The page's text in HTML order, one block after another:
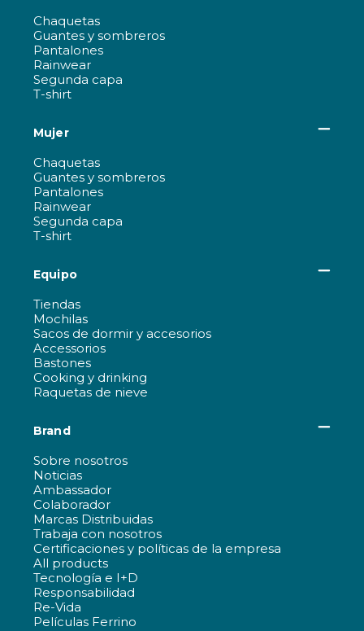
Chaquetas
Guantes y sombreros
Pantalones
Rainwear
Segunda capa
T-shirt
Mujer
Chaquetas
Guantes y sombreros
Pantalones
Rainwear
Segunda capa
T-shirt
Equipo
Tiendas
Mochilas
Sacos de dormir y accesorios
Accessorios
Bastones
Cooking y drinking
Raquetas de nieve
Brand
Sobre nosotros
Noticias
Ambassador
Colaborador
Marcas Distribuidas
Trabaja con nosotros
Certificaciones y políticas de la empresa
All products
Tecnología e I+D
Responsabilidad
Re-Vida
Películas Ferrino